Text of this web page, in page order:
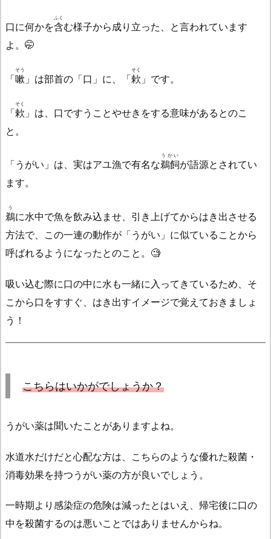
口に何かを含
ふく
む様子から成り立った、と言われています
よ。🤭
「嗽
そう
」は部首の「口」に、「欶
そく
」です。
「欶
そく
」は、口ですうことやせきをする意味があるとのこ
と。
「うがい」は、実はアユ漁で有名な鵜飼
うかい
が語源とされてい
ます。
鵜
う
に水中で魚を飲み込ませ、引き上げてからはき出させる
方法で、この一連の動作が「うがい」に似ていることから
呼ばれるようになったとのこと。🧐
吸い込む際に口の中に水も一緒に入ってきているため、そ
こから口をすすぐ、はき出すイメージで覚えておきましょ
う！
こちらはいかがでしょうか？
うがい薬は聞いたことがありますよね。
水道水だけだと心配な方は、こちらのような優れた殺菌・
消毒効果を持つうがい薬の方が良いでしょう。
一時期より感染症の危険は減ったとはいえ、帰宅後に口の
中を殺菌するのは悪いことではありませんからね。